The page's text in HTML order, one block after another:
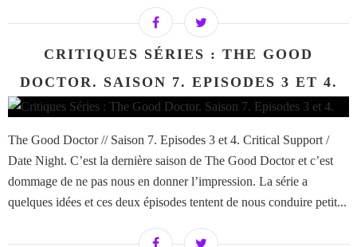
CRITIQUES SÉRIES : THE GOOD
DOCTOR. SAISON 7. EPISODES 3 ET 4.
The Good Doctor // Saison 7. Episodes 3 et 4. Critical Support /
Date Night. C’est la dernière saison de The Good Doctor et c’est
dommage de ne pas nous en donner l’impression. La série a
quelques idées et ces deux épisodes tentent de nous conduire petit...